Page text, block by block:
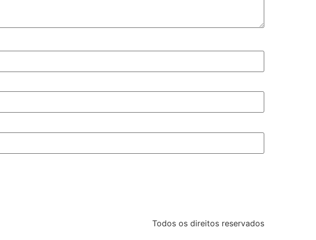
Todos os direitos reservados